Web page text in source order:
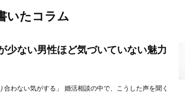
いたコラム
少ない男性ほど気づいていない魅力
合わない気がする」 婚活相談の中で、こうした声を聞く